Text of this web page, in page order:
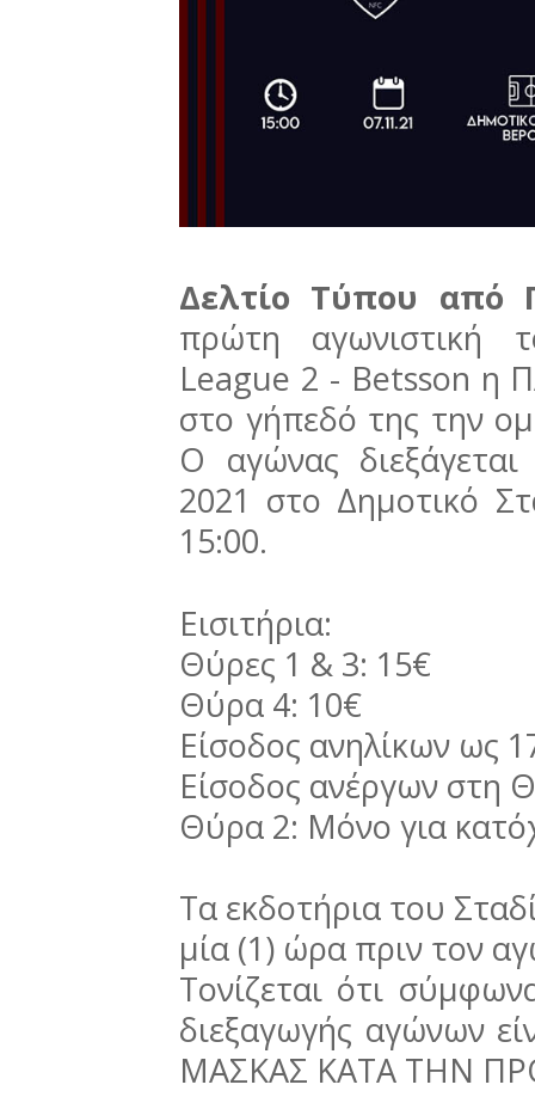
Δελτίο Τύπου από
πρώτη αγωνιστική
League 2 - Betsson η
στο γήπεδό της την
Ο αγώνας
2021 στο Δημοτικό
15:00.
Εισιτήρια:
Θύρες 1 & 3: 15€
Θύρα 4: 10€
Είσοδος ανηλίκων ως
Είσοδος ανέργων στη
Θύρα 2: Μόνο για
Τα εκδοτήρια του
μία (1) ώρα πριν τον
Τονίζεται ότι
διεξαγωγής αγώνων
ΜΑΣΚΑΣ ΚΑΤΑ ΤΗΝ